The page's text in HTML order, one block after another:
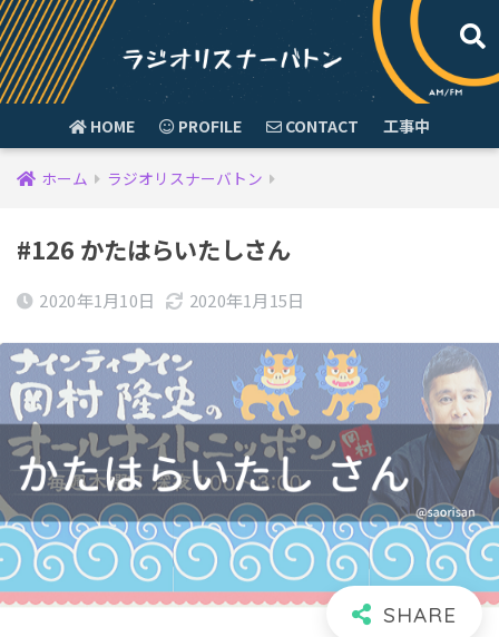
HOME PROFILE CONTACT 工事中
ホーム ラジオリスナーバトン
#126 かたはらいたしさん
2020年1月10日 2020年1月15日